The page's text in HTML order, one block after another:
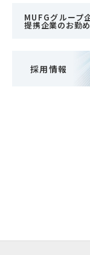
MUFGグループ
提携企業のお勤
採用情報